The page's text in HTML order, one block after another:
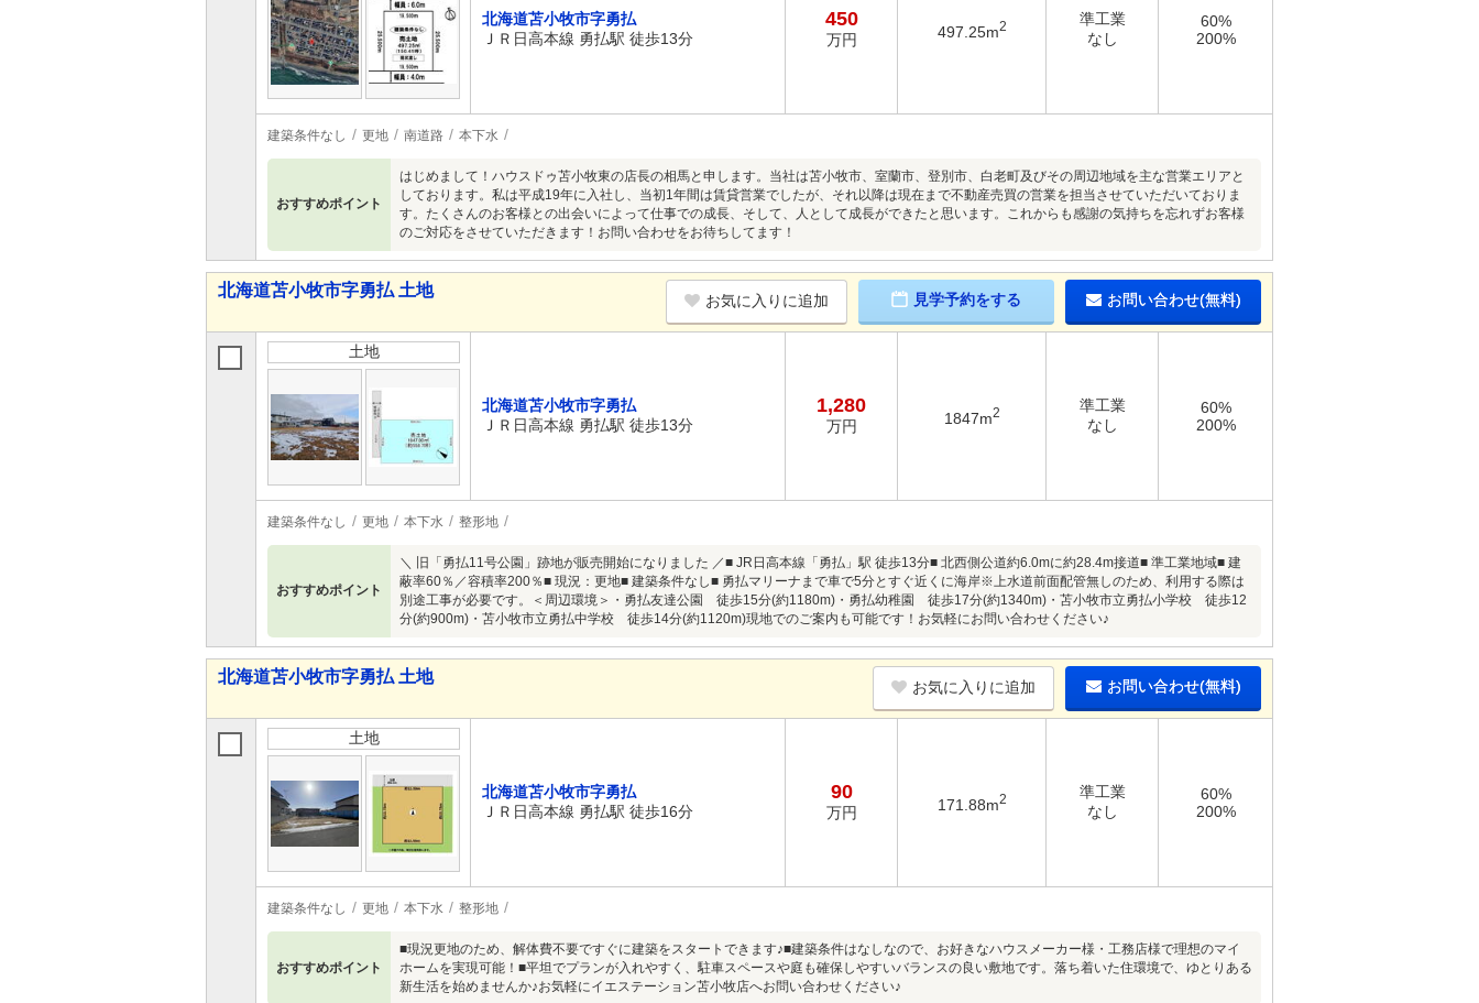
北海道苫小牧市字勇払
ＪＲ日高本線 勇払駅 徒歩13分
450
万円 497.25m2
準工業
なし
60%
200%
建築条件なし 更地 南道路 本下水
おすすめポイント
はじめまして！ハウスドゥ苫小牧東の店長の相馬と申します。当社は苫小牧市、室蘭市、登別市、白老町及びその周辺地域を主な営業エリアと
しております。私は平成19年に入社し、当初1年間は賃貸営業でしたが、それ以降は現在まで不動産売買の営業を担当させていただいておりま
す。たくさんのお客様との出会いによって仕事での成長、そして、人として成長ができたと思います。これからも感謝の気持ちを忘れずお客様
のご対応をさせていただきます！お問い合わせをお待ちしてます！
北海道苫小牧市字勇払 土地
お気に入りに追加 見学予約をする お問い合わせ(無料)
土地
北海道苫小牧市字勇払
ＪＲ日高本線 勇払駅 徒歩13分
1,280
万円 1847m2
準工業
なし
60%
200%
建築条件なし 更地 本下水 整形地
おすすめポイント
＼ 旧「勇払11号公園」跡地が販売開始になりました ／■ JR日高本線「勇払」駅 徒歩13分■ 北西側公道約6.0mに約28.4m接道■ 準工業地域■ 建
蔽率60％／容積率200％■ 現況：更地■ 建築条件なし■ 勇払マリーナまで車で5分とすぐ近くに海岸※上水道前面配管無しのため、利用する際は
別途工事が必要です。＜周辺環境＞・勇払友達公園 徒歩15分(約1180m)・勇払幼稚園 徒歩17分(約1340m)・苫小牧市立勇払小学校 徒歩12
分(約900m)・苫小牧市立勇払中学校 徒歩14分(約1120m)現地でのご案内も可能です！お気軽にお問い合わせください♪
北海道苫小牧市字勇払 土地
お気に入りに追加 お問い合わせ(無料)
土地
北海道苫小牧市字勇払
ＪＲ日高本線 勇払駅 徒歩16分
90
万円 171.88m2
準工業
なし
60%
200%
建築条件なし 更地 本下水 整形地
おすすめポイント
■現況更地のため、解体費不要ですぐに建築をスタートできます♪■建築条件はなしなので、お好きなハウスメーカー様・工務店様で理想のマイ
ホームを実現可能！■平坦でプランが入れやすく、駐車スペースや庭も確保しやすいバランスの良い敷地です。落ち着いた住環境で、ゆとりある
新生活を始めませんか♪お気軽にイエステーション苫小牧店へお問い合わせください♪